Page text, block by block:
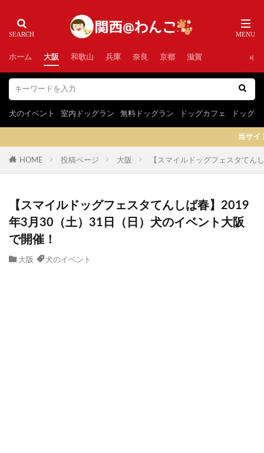
ホーム 大阪 和歌山 兵庫 奈良 京都 滋賀
犬のイベント 室内ドッグラン 無料ドッグラン ドッグカフェ ドッグラ
当サイトはプロモーシ
HOME 投稿ページ 大阪 【スマイルドッグフェスタて
【スマイルドッグフェスタてんしば春】2019
年3月30（土）31日（日）犬のイベント大阪
で開催！
大阪 犬のイベント